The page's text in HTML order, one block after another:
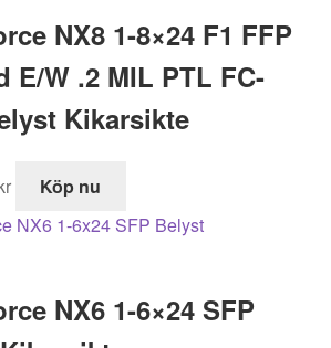
595,00 kr. 435,50 kr.
NX8 1-8×24 F1 FFP
E/W .2 MIL PTL FC-
Kikarsikte
Köp nu
NX6 1-6×24 SFP